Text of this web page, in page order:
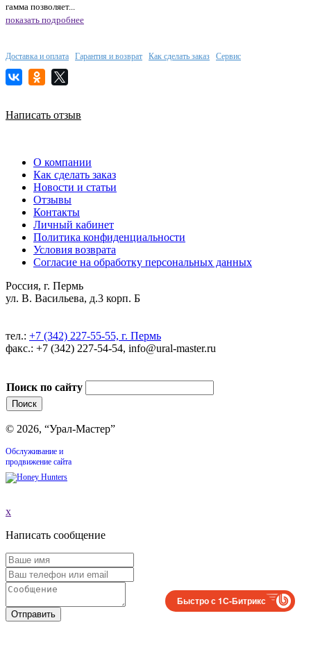
гамма позволяет...
показать подробнее
Доставка и оплата Гарантия и возврат Как сделать заказ Сервис
Написать отзыв
О компании
Как сделать заказ
Новости и статьи
Отзывы
Контакты
Личный кабинет
Политика конфиденциальности
Условия возврата
Согласие на обработку персональных данных
Россия, г. Пермь
ул. В. Васильева, д.3 корп. Б
тел.: +7 (342) 227-55-55, г. Пермь
факс.: +7 (342) 227-54-54, info@ural-master.ru
Поиск по сайту
© 2026, “Урал-Мастер”
Обслуживание и
продвижение сайта
x
Написать сообщение
Отправить
Быстро с 1С-Битрикс